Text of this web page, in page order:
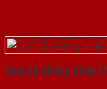
Cửa Gỗ Chống Cháy